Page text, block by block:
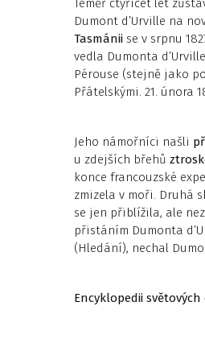
Téměř čtyřicet let
Dumont d’Urville na
Tasmánii se v srpnu
vedla Dumonta
Pérouse (stejně jako
Přátelskými. 21. února
Jeho námořníci našli
u zdejších břehů
konce francouzské
zmizela v moři. Druhá
se jen přiblížila, ale
přistáním Dumonta
(Hledání), nechal
Encyklopedii